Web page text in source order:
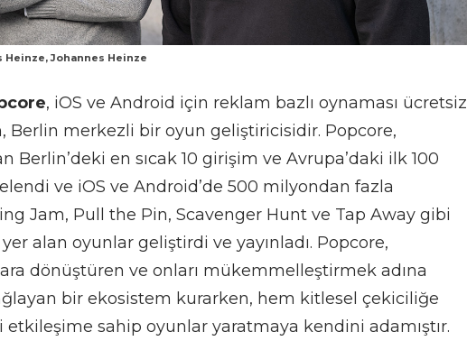
Heinze, Johannes Heinze
, iOS ve Android için reklam bazlı oynaması ücretsiz
Berlin merkezli bir oyun geliştiricisidir. Popcore,
Berlin’deki en sıcak 10 girişim ve Avrupa’daki ilk 100
ve iOS ve Android’de 500 milyondan fazla
Jam, Pull the Pin, Scavenger Hunt ve Tap Away gibi
alan oyunlar geliştirdi ve yayınladı. Popcore,
dönüştüren ve onları mükemmelleştirmek adına
bir ekosistem kurarken, hem kitlesel çekiciliğe
sahip oyunlar yaratmaya kendini adamıştır.